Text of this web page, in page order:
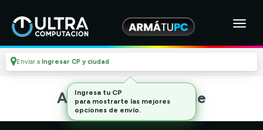
Enviar a Ingresar CP y ciudad
Artículo no disponible
Ingresa tu CP
para mostrarte las mejores
opciones de envío.